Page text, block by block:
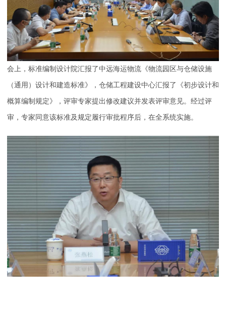
会上，标准编制设计院汇报了中远海运物流《物流园区与仓储设施
（通用）设计和建造标准》，仓储工程建设中心汇报了《初步设计和
概算编制规定》，评审专家提出修改建议并发表评审意见。经过评
审，专家同意该标准及规定履行审批程序后，在全系统实施。